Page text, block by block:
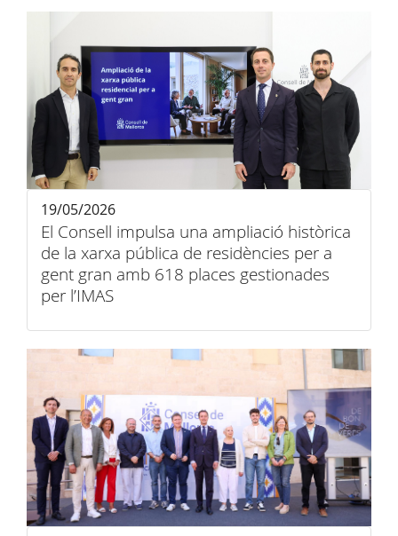
El Consell impulsa una ampliació històrica
de la xarxa pública de residències per a
gent gran amb 618 places gestionades
per l’IMAS
19/05/2026